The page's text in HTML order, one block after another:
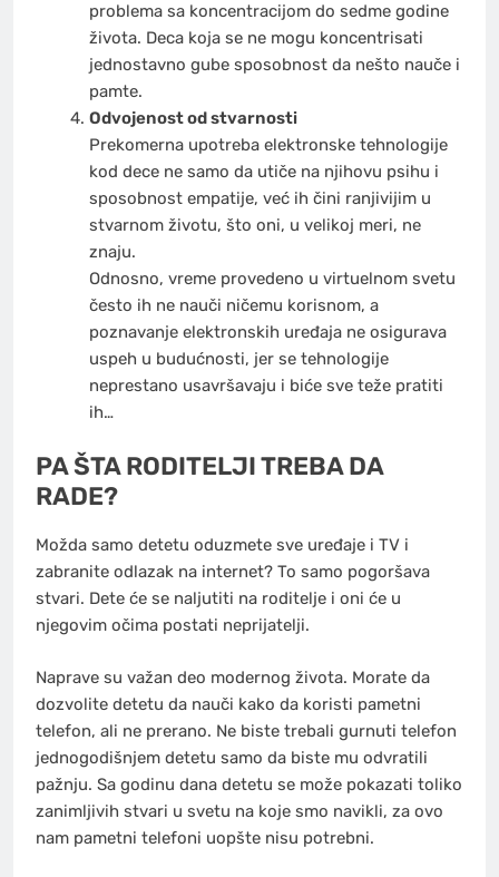
problema sa koncentracijom do sedme godine
života. Deca koja se ne mogu koncentrisati
jednostavno gube sposobnost da nešto nauče i
pamte.
Odvojenost od stvarnosti
Prekomerna upotreba elektronske tehnologije
kod dece ne samo da utiče na njihovu psihu i
sposobnost empatije, već ih čini ranjivijim u
stvarnom životu, što oni, u velikoj meri, ne
znaju.
Odnosno, vreme provedeno u virtuelnom svetu
često ih ne nauči ničemu korisnom, a
poznavanje elektronskih uređaja ne osigurava
uspeh u budućnosti, jer se tehnologije
neprestano usavršavaju i biće sve teže pratiti
ih…
PA ŠTA RODITELJI TREBA DA
RADE?
Možda samo detetu oduzmete sve uređaje i TV i
zabranite odlazak na internet? To samo pogoršava
stvari. Dete će se naljutiti na roditelje i oni će u
njegovim očima postati neprijatelji.
Naprave su važan deo modernog života. Morate da
dozvolite detetu da nauči kako da koristi pametni
telefon, ali ne prerano. Ne biste trebali gurnuti telefon
jednogodišnjem detetu samo da biste mu odvratili
pažnju. Sa godinu dana detetu se može pokazati toliko
zanimljivih stvari u svetu na koje smo navikli, za ovo
nam pametni telefoni uopšte nisu potrebni.